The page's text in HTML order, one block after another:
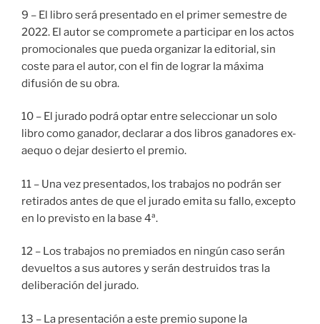
9 – El libro será presentado en el primer semestre de
2022. El autor se compromete a participar en los actos
promocionales que pueda organizar la editorial, sin
coste para el autor, con el fin de lograr la máxima
difusión de su obra.
10 – El jurado podrá optar entre seleccionar un solo
libro como ganador, declarar a dos libros ganadores ex-
aequo o dejar desierto el premio.
11 – Una vez presentados, los trabajos no podrán ser
retirados antes de que el jurado emita su fallo, excepto
en lo previsto en la base 4ª.
12 – Los trabajos no premiados en ningún caso serán
devueltos a sus autores y serán destruidos tras la
deliberación del jurado.
13 – La presentación a este premio supone la